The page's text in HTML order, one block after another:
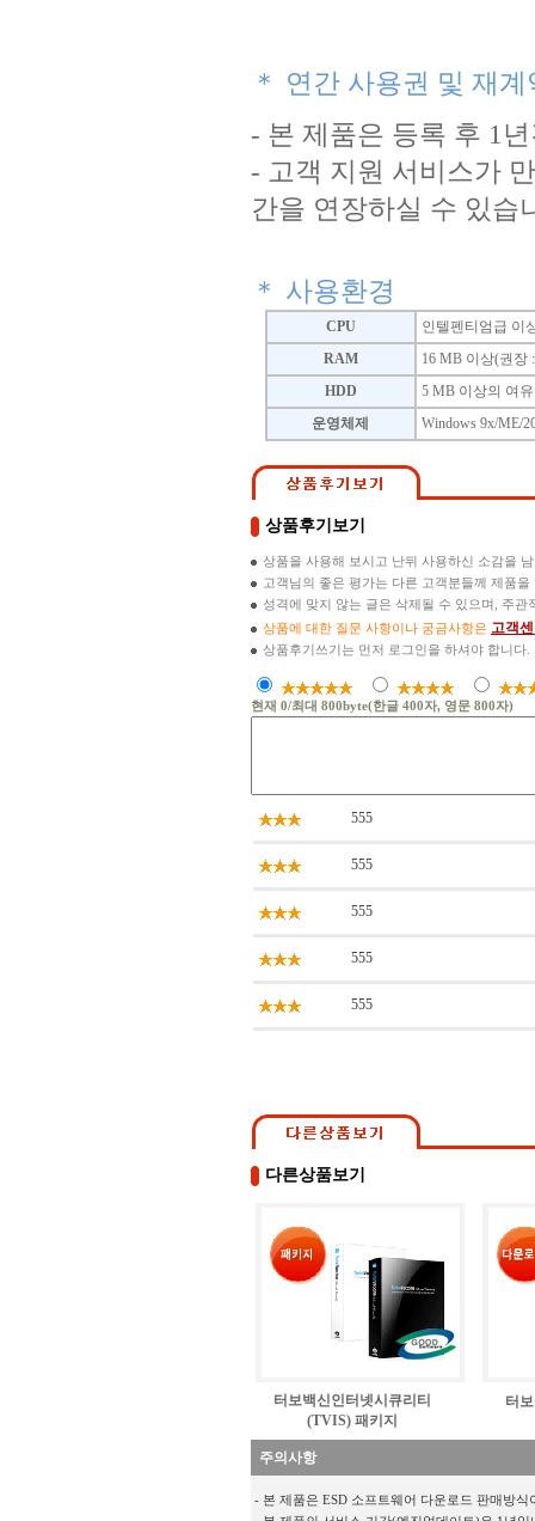
＊ 연간 사용권 및 재
- 본 제품은 등록 후 1
- 고객 지원 서비스가
간을 연장하실 수 있습
＊ 사용환경
CPU
인텔펜티엄급 이
RAM
16 MB 이상(권장
HDD
5 MB 이상의 여
운영체제
Windows 9x/ME/
상품후기보기
상품을 사용해 보시고 난뒤 사용하신 소감을
고객님의 좋은 평가는 다른 고객분들께 제품
성격에 맞지 않는 글은 삭제될 수 있으며, 주
상품에 대한 질문 사항이나 궁금사항은 고객
상품후기쓰기는 먼저 로그인을 하셔야 합니다.
현재 0/최대 800byte(한글 400자, 영문 800자)
555
555
555
555
555
다른상품보기
터보백신인터넷시큐리티
(TVIS) 패키지
터
주의사항
- 본 제품은 ESD 소프트웨어 다운로드 판매방